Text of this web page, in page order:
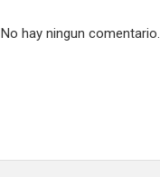
No hay ningun comentario.